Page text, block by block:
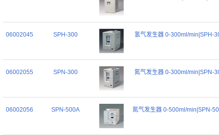
06002045 SPH-300 氢气发生器 0-300ml/min|SPH-
06002055 SPN-300 氮气发生器 0-300ml/min|SPN-
06002056 SPN-500A 氮气发生器 0-500ml/min|SPN-